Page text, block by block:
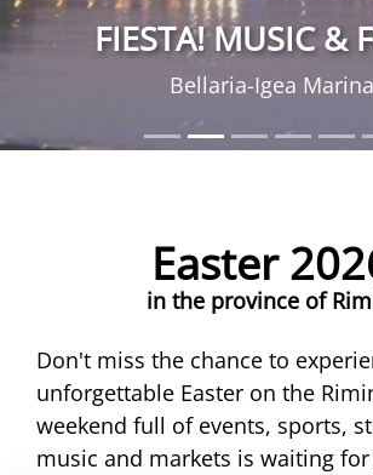
FIESTA! MUSIC &
Bellaria-Igea Marina
Easter
in the province of
Don't miss the chance to
unforgettable Easter on the
weekend full of events, sports,
music and markets is waiting